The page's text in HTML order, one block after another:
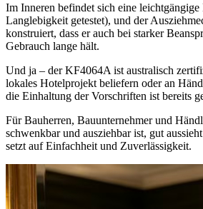
Im Inneren befindet sich eine
Langlebigkeit getestet), und der
konstruiert, dass er auch bei starker
Gebrauch lange hält.
Und ja – der KF4064A ist australisch
lokales Hotelprojekt beliefern oder an
die Einhaltung der Vorschriften ist bereits
Für Bauherren, Bauunternehmer und
schwenkbar und ausziehbar ist, gut
setzt auf Einfachheit und Zuverlässigkeit.